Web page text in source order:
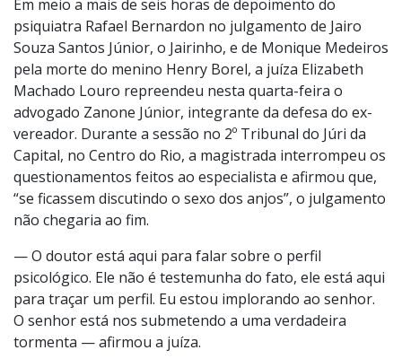
Em meio a mais de seis horas de depoimento do
psiquiatra Rafael Bernardon no julgamento de Jairo
Souza Santos Júnior, o Jairinho, e de Monique Medeiros
pela morte do menino Henry Borel, a juíza Elizabeth
Machado Louro repreendeu nesta quarta-feira o
advogado Zanone Júnior, integrante da defesa do ex-
vereador. Durante a sessão no 2º Tribunal do Júri da
Capital, no Centro do Rio, a magistrada interrompeu os
questionamentos feitos ao especialista e afirmou que,
“se ficassem discutindo o sexo dos anjos”, o julgamento
não chegaria ao fim.
— O doutor está aqui para falar sobre o perfil
psicológico. Ele não é testemunha do fato, ele está aqui
para traçar um perfil. Eu estou implorando ao senhor.
O senhor está nos submetendo a uma verdadeira
tormenta — afirmou a juíza.